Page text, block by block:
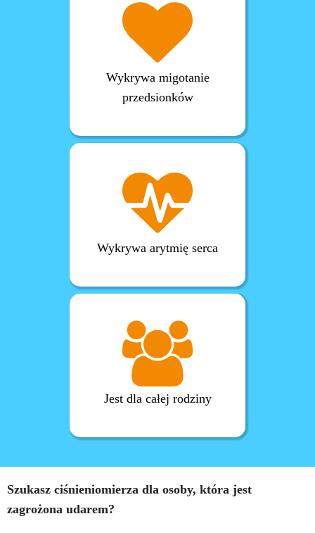
Wykrywa migotanie
przedsionków
Wykrywa arytmię serca
Jest dla całej rodziny
Szukasz ciśnieniomierza dla osoby, która jest
zagrożona udarem?